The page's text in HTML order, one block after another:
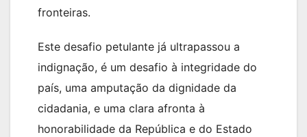
fronteiras.
Este desafio petulante já ultrapassou a
indignação, é um desafio à integridade do
país, uma amputação da dignidade da
cidadania, e uma clara afronta à
honorabilidade da República e do Estado